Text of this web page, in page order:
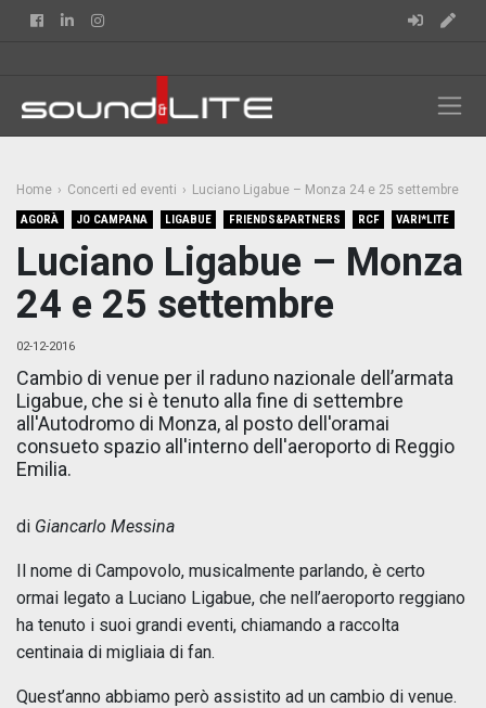
FacebookLinkedin
Home Concerti ed eventi Luciano Ligabue – Monza 24 e 25 settembre
AGORÀ JO CAMPANA LIGABUE FRIENDS&PARTNERS RCF VARI*LITE
Luciano Ligabue – Monza
24 e 25 settembre
02-12-2016
Cambio di venue per il raduno nazionale dell’armata
Ligabue, che si è tenuto alla fine di settembre
all'Autodromo di Monza, al posto dell'oramai
consueto spazio all'interno dell'aeroporto di Reggio
Emilia.
di Giancarlo Messina
Il nome di Campovolo, musicalmente parlando, è certo
ormai legato a Luciano Ligabue, che nell’aeroporto reggiano
ha tenuto i suoi grandi eventi, chiamando a raccolta
centinaia di migliaia di fan.
Quest’anno abbiamo però assistito ad un cambio di venue.